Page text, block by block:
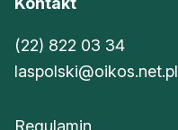
(22) 822 03 34
laspolski@oikos.net.pl